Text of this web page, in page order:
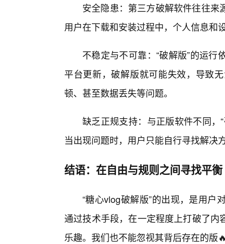
安全隐患：第三方破解软件往往
用户在下载和安装过程中，个人信息和
不稳定与不可靠：“破解版”的运
平台更新，破解版就可能失效，导致
顿、甚至数据丢失等问题。
缺乏正规支持：与正版软件不同，
当出现问题时，用户只能自行寻找解决
结语：在自由与规则之间寻找平衡
“糖心vlog破解版”的出现，是用户
通过技术手段，在一定程度上打破了
乐趣。我们也不能忽视其背后存在的版